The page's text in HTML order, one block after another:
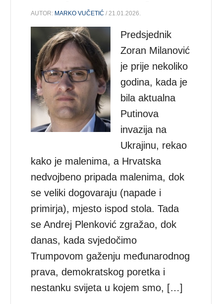
AUTOR: MARKO VUČETIĆ / 21.01.2026.
Predsjednik
Zoran Milanović
je prije nekoliko
godina, kada je
bila aktualna
Putinova
invazija na
Ukrajinu, rekao
kako je malenima, a Hrvatska
nedvojbeno pripada malenima, dok
se veliki dogovaraju (napade i
primirja), mjesto ispod stola. Tada
se Andrej Plenković zgražao, dok
danas, kada svjedočimo
Trumpovom gaženju međunarodnog
prava, demokratskog poretka i
nestanku svijeta u kojem smo, […]